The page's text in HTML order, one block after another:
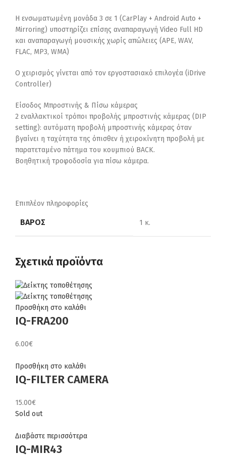
Η ενσωματωμένη μονάδα 3 σε 1 (CarPlay + Android Auto +
Mirroring) υποστηρίζει επίσης αναπαραγωγή Video Full HD
και αναπαραγωγή μουσικής χωρίς απώλειες (APE, WAV,
FLAC, MP3, WMA)
Ο χειρισμός γίνεται από τον εργοστασιακό επιλογέα (iDrive
Controller)
Είσοδος Μπροστινής & Πίσω κάμερας
2 εναλλακτικοί τρόποι προβολής μπροστινής κάμερας (DIP
setting): αυτόματη προβολή μπροστινής κάμερας όταν
βγαίνει η ταχύτητα της όπισθεν ή χειροκίνητη προβολή με
παρατεταμένο πάτημα του κουμπιού BACK.
Βοηθητική τροφοδοσία για πίσω κάμερα.
Επιπλέον πληροφορίες
ΒΆΡΟΣ 1 κ.
Σχετικά προϊόντα
Προσθήκη στο καλάθι
IQ-FRA200
6.00€
Προσθήκη στο καλάθι
IQ-FILTER CAMERA
15.00€
Sold out
Διαβάστε περισσότερα
IQ-MIR43